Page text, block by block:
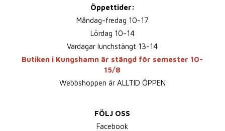
Öppettider:
Måndag-fredag 10-17
Lördag 10-14
Vardagar lunchstängt 13-14
Butiken i Kungshamn är stängd för semester 10-
15/8
Webbshoppen är ALLTID ÖPPEN
FÖLJ OSS
Facebook